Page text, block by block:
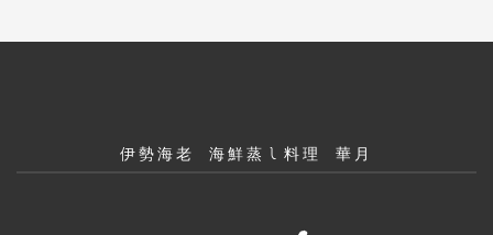
伊勢海老 海鮮蒸し料理 華月